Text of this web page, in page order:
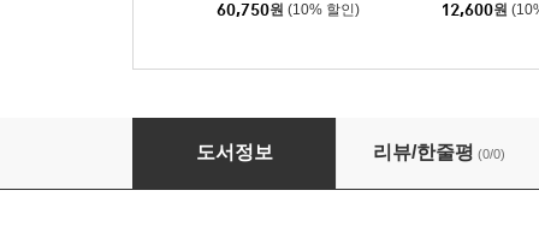
60,750원 (10% 할인) 12,600원
NEW 하루하루 시계·달력
도서정보 리뷰/한줄평 (0/0)